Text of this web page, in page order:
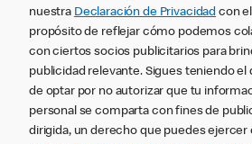
nuestra Declaración de Privacidad con el
propósito de reflejar cómo podemos
con ciertos socios publicitarios para
publicidad relevante. Sigues teniendo el
de optar por no autorizar que tu
personal se comparta con fines de
dirigida, un derecho que puedes ejercer